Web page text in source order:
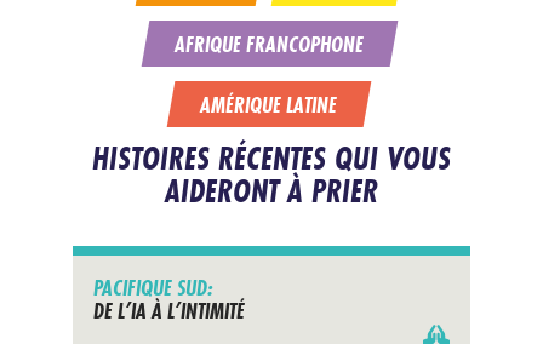
AMÉRIQUE LATINE
AFRIQUE FRANCOPHONE
HISTOIRES RÉCENTES QUI VOUS
AIDERONT À PRIER
PACIFIQUE SUD:
DE L’IA À L’INTIMITÉ